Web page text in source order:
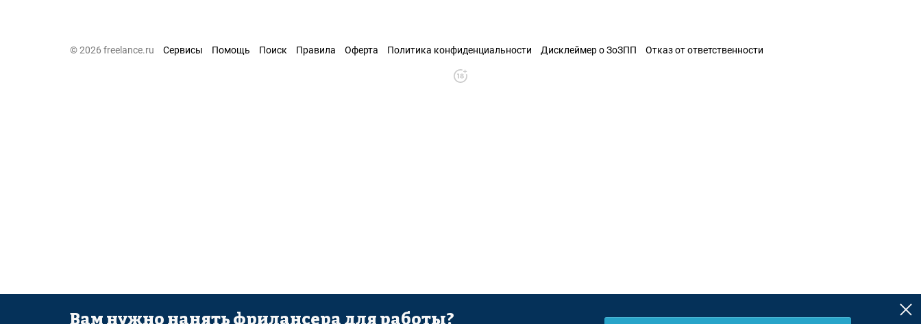
© 2026 freelance.ru Сервисы Помощь Поиск Правила Оферта Политика конфиденциальности Дисклеймер о ЗоЗПП Отказ от ответственности
Вам нужно нанять фрилансера для работы?